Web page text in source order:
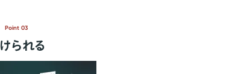
Point 03
られる